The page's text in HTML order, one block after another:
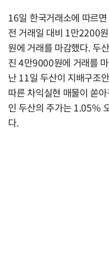
16일 한국거래소에 따르
전 거래일 대비 1만2200
원에 거래를 마감했다. 두
진 4만9000원에 거래를
난 11일 두산이 지배구조
따른 차익실현 매물이 쏟
인 두산의 주가는 1.05%
다.